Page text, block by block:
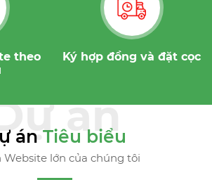
cọc
Triển khai xây dựng
án Tiêu biểu
Website lớn của chúng tôi